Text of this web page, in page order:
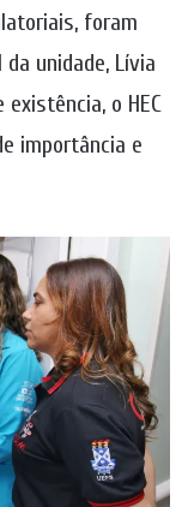
foram
unidade, Lívia
o HEC
importância e